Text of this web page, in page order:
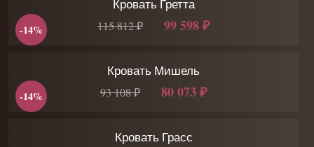
Кровать Гретта
115 812 ₽ 99 598 ₽
-14%
Кровать Мишель
93 108 ₽ 80 073 ₽
-14%
Кровать Грасс